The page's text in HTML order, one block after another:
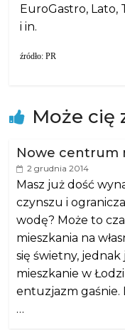
EuroGastro, Lato,
i in.
źródło: PR
Może cię
Nowe centrum
2 grudnia 2014
Masz już dość
czynszu i
wodę? Może to
mieszkania na
się świetny, jednak
mieszkanie w
entuzjazm gaśnie.
…